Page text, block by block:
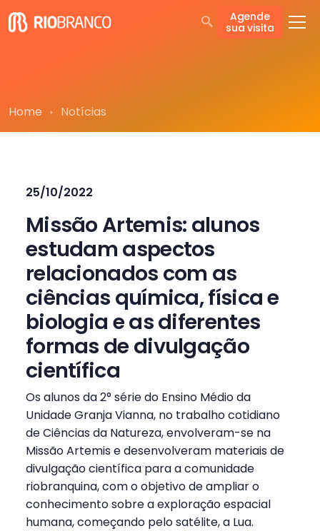
Agende
sua visita
Home Notícias
25/10/2022
Missão Artemis: alunos
estudam aspectos
relacionados com as
ciências química, física e
biologia e as diferentes
formas de divulgação
científica
Os alunos da 2° série do Ensino Médio da
Unidade Granja Vianna, no trabalho cotidiano
de Ciências da Natureza, envolveram-se na
Missão Artemis e desenvolveram materiais de
divulgação científica para a comunidade
riobranquina, com o objetivo de ampliar o
conhecimento sobre a exploração espacial
humana, começando pelo satélite, a Lua.